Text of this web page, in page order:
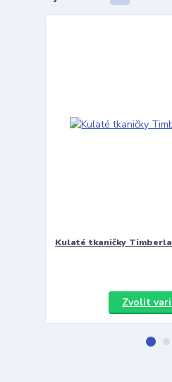
Kulaté tkaničky
Zvolit